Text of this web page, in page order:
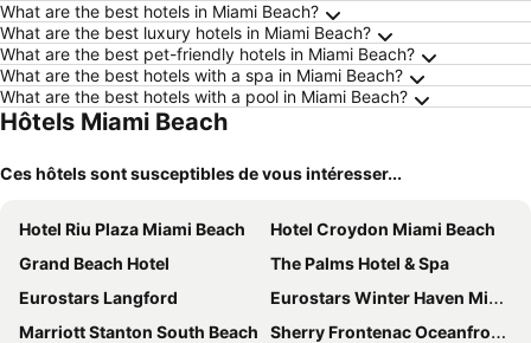
What are the best hotels in Miami Beach?
What are the best luxury hotels in Miami Beach?
What are the best pet-friendly hotels in Miami Beach?
What are the best hotels with a spa in Miami Beach?
What are the best hotels with a pool in Miami Beach?
Hôtels Miami Beach
Ces hôtels sont susceptibles de vous intéresser...
Hotel Riu Plaza Miami Beach
Hotel Croydon Miami Beach
Grand Beach Hotel
The Palms Hotel & Spa
Eurostars Langford
Eurostars Winter Haven Miami Beach
Marriott Stanton South Beach
Sherry Frontenac Oceanfront Hotel